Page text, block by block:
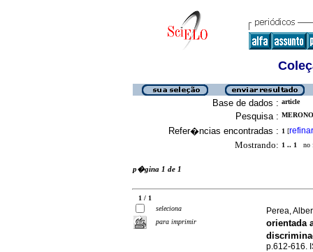
Base de dados : article
Pesquisa :
Refer�ncias encontradas : 1 [refinar
Mostrando: 1 .. 1 no
p�gina 1 de 1
1 / 1
seleciona
para imprimir
Perea,
orientada
p.612-616.